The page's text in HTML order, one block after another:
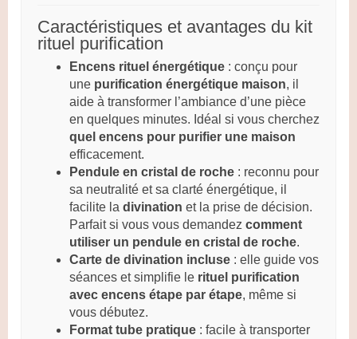
Caractéristiques et avantages du kit
rituel purification
Encens rituel énergétique : conçu pour
une purification énergétique maison, il
aide à transformer l’ambiance d’une pièce
en quelques minutes. Idéal si vous cherchez
quel encens pour purifier une maison
efficacement.
Pendule en cristal de roche : reconnu pour
sa neutralité et sa clarté énergétique, il
facilite la divination et la prise de décision.
Parfait si vous vous demandez comment
utiliser un pendule en cristal de roche.
Carte de divination incluse : elle guide vos
séances et simplifie le rituel purification
avec encens étape par étape, même si
vous débutez.
Format tube pratique : facile à transporter